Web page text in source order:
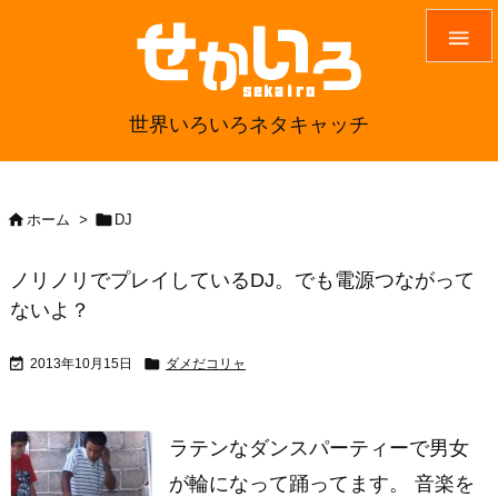
世界いろいろネタキャッチ

ホーム >  DJ
ノリノリでプレイしているDJ。でも電源つながって
ないよ？
 2013年10月15日  ダメだコリャ
ラテンなダンスパーティーで男女
が輪になって踊ってます。 音楽を